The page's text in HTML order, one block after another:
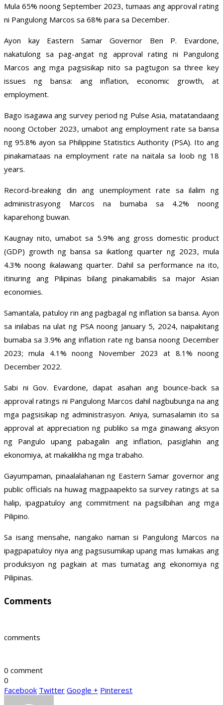
Mula 65% noong September 2023, tumaas ang approval rating
ni Pangulong Marcos sa 68% para sa December.
Ayon kay Eastern Samar Governor Ben P. Evardone,
nakatulong sa pag-angat ng approval rating ni Pangulong
Marcos ang mga pagsisikap nito sa pagtugon sa three key
issues ng bansa: ang inflation, economic growth, at
employment.
Bago isagawa ang survey period ng Pulse Asia, matatandaang
noong October 2023, umabot ang employment rate sa bansa
ng 95.8% ayon sa Philippine Statistics Authority (PSA). Ito ang
pinakamataas na employment rate na naitala sa loob ng 18
years.
Record-breaking din ang unemployment rate sa ilalim ng
administrasyong Marcos na bumaba sa 4.2% noong
kaparehong buwan.
Kaugnay nito, umabot sa 5.9% ang gross domestic product
(GDP) growth ng bansa sa ikatlong quarter ng 2023, mula
4.3% noong ikalawang quarter. Dahil sa performance na ito,
itinuring ang Pilipinas bilang pinakamabilis sa major Asian
economies.
Samantala, patuloy rin ang pagbagal ng inflation sa bansa. Ayon
sa inilabas na ulat ng PSA noong January 5, 2024, naipakitang
bumaba sa 3.9% ang inflation rate ng bansa noong December
2023; mula 4.1% noong November 2023 at 8.1% noong
December 2022.
Sabi ni Gov. Evardone, dapat asahan ang bounce-back sa
approval ratings ni Pangulong Marcos dahil nagbubunga na ang
mga pagsisikap ng administrasyon. Aniya, sumasalamin ito sa
approval at appreciation ng publiko sa mga ginawang aksyon
ng Pangulo upang pabagalin ang inflation, pasiglahin ang
ekonomiya, at makalikha ng mga trabaho.
Gayumpaman, pinaalalahanan ng Eastern Samar governor ang
public officials na huwag magpaapekto sa survey ratings at sa
halip, ipagpatuloy ang commitment na pagsilbihan ang mga
Pilipino.
Sa isang mensahe, nangako naman si Pangulong Marcos na
ipagpapatuloy niya ang pagsusumikap upang mas lumakas ang
produksyon ng pagkain at mas tumatag ang ekonomiya ng
Pilipinas.
Comments
comments
0 comment
0
Facebook Twitter Google + Pinterest